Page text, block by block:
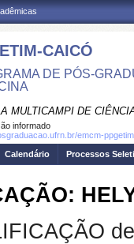
CAICÓ
DE PÓS-
MULTICAMPI DE
informado
emcm-ppgetim
Calendário Processos